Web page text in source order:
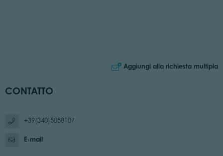
Aggiungi alla richiesta multipla
CONTATTO
+39(340)5058107
E-mail